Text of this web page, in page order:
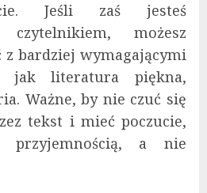
Jeśli zaś jesteś
czytelnikiem, możesz
z bardziej wymagającymi
jak literatura piękna,
Ważne, by nie czuć się
tekst i mieć poczucie,
a nie